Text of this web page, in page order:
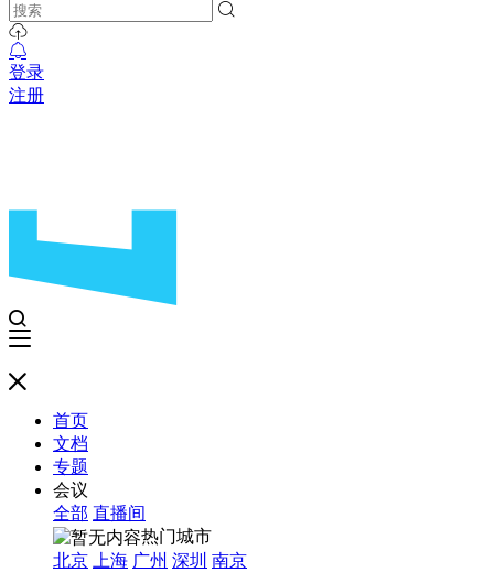
登录
注册
首页
文档
专题
会议
全部 直播间
热门城市
北京
上海 广州 深圳 南京